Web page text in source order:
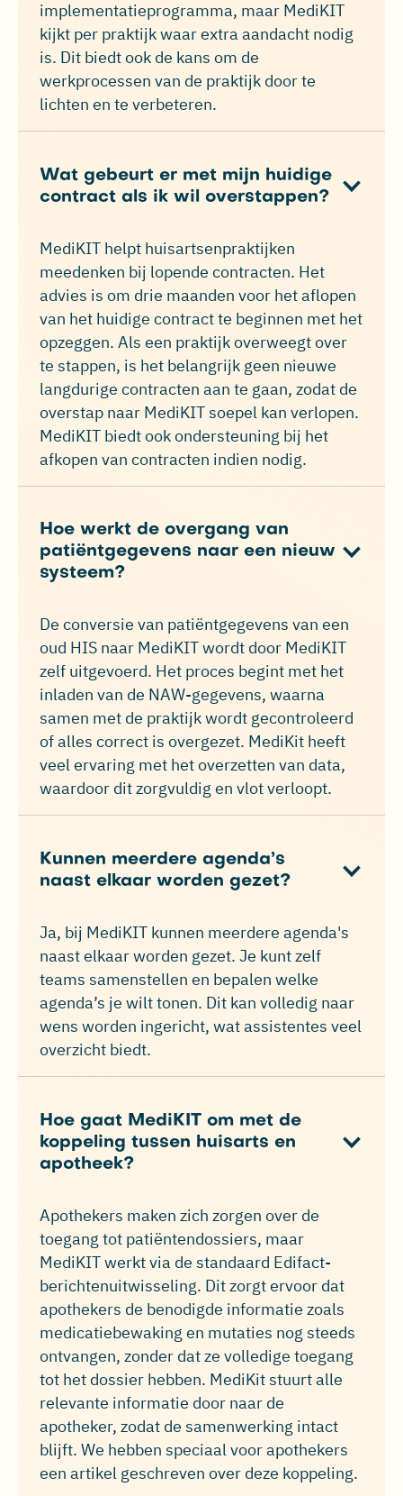
implementatieprogramma, maar MediKIT
kijkt per praktijk waar extra aandacht nodig
is. Dit biedt ook de kans om de
werkprocessen van de praktijk door te
lichten en te verbeteren.
Wat gebeurt er met mijn huidige
contract als ik wil overstappen?
MediKIT helpt huisartsenpraktijken
meedenken bij lopende contracten. Het
advies is om drie maanden voor het aflopen
van het huidige contract te beginnen met het
opzeggen. Als een praktijk overweegt over
te stappen, is het belangrijk geen nieuwe
langdurige contracten aan te gaan, zodat de
overstap naar MediKIT soepel kan verlopen.
MediKIT biedt ook ondersteuning bij het
afkopen van contracten indien nodig.
Hoe werkt de overgang van
patiëntgegevens naar een nieuw
systeem?
De conversie van patiëntgegevens van een
oud HIS naar MediKIT wordt door MediKIT
zelf uitgevoerd. Het proces begint met het
inladen van de NAW-gegevens, waarna
samen met de praktijk wordt gecontroleerd
of alles correct is overgezet. MediKit heeft
veel ervaring met het overzetten van data,
waardoor dit zorgvuldig en vlot verloopt.
Kunnen meerdere agenda’s
naast elkaar worden gezet?
Ja, bij MediKIT kunnen meerdere agenda's
naast elkaar worden gezet. Je kunt zelf
teams samenstellen en bepalen welke
agenda’s je wilt tonen. Dit kan volledig naar
wens worden ingericht, wat assistentes veel
overzicht biedt.
Hoe gaat MediKIT om met de
koppeling tussen huisarts en
apotheek?
Apothekers maken zich zorgen over de
toegang tot patiëntendossiers, maar
MediKIT werkt via de standaard Edifact-
berichtenuitwisseling. Dit zorgt ervoor dat
apothekers de benodigde informatie zoals
medicatiebewaking en mutaties nog steeds
ontvangen, zonder dat ze volledige toegang
tot het dossier hebben. MediKit stuurt alle
relevante informatie door naar de
apotheker, zodat de samenwerking intact
blijft. We hebben speciaal voor apothekers
een artikel geschreven over deze koppeling.